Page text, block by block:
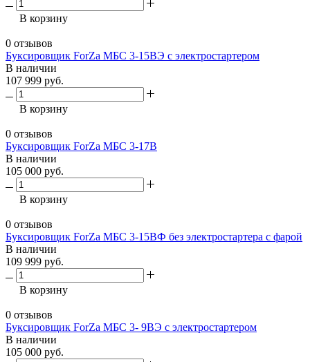
В корзину
0 отзывов
Буксировщик ForZa МБС 3-15ВЭ с электростартером
В наличии
107 999 руб.
В корзину
0 отзывов
Буксировщик ForZa МБС 3-17В
В наличии
105 000 руб.
В корзину
0 отзывов
Буксировщик ForZa МБС 3-15ВФ без электростартера с фарой
В наличии
109 999 руб.
В корзину
0 отзывов
Буксировщик ForZa МБС 3- 9ВЭ с электростартером
В наличии
105 000 руб.